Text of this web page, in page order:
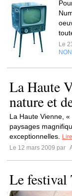
Le
La Haute
nature et
La Haute Vienne, «
paysages
exceptionnelles.
Le 12 mars 2009 par
Le festival